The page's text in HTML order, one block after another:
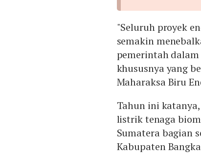
"Seluruh proyek
semakin
pemerintah dalam
khususnya yang
Maharaksa Biru
Tahun ini
listrik tenaga
Sumatera bagian
Kabupaten